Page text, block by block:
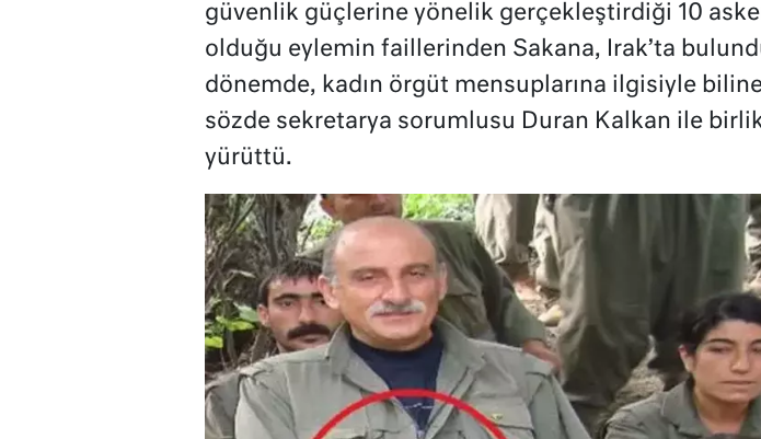
güvenlik güçlerine yönelik gerçekleştirdiği 10
olduğu eylemin faillerinden Sakana, Irak’ta
dönemde, kadın örgüt mensuplarına ilgisiyle
sözde sekretarya sorumlusu Duran Kalkan ile
yürüttü.